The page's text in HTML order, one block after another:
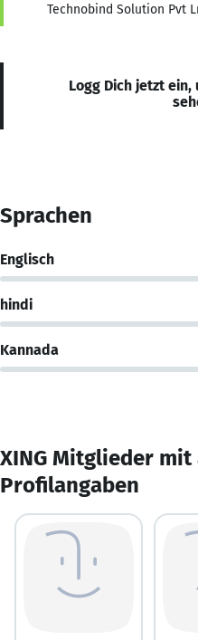
Technobind Solution Pvt
Logg Dich jetzt
Sprachen
Englisch
hindi
Kannada
XING Mitglieder
Profilangaben